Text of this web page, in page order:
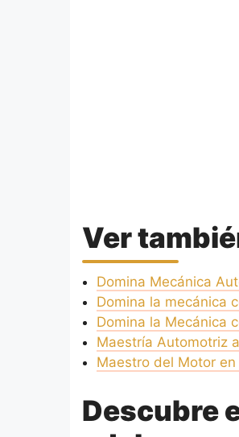
Ver
Domina Mecánica
Domina la mecánica
Domina la Mecánica
Maestría Automotriz
Maestro del Motor
Descubre